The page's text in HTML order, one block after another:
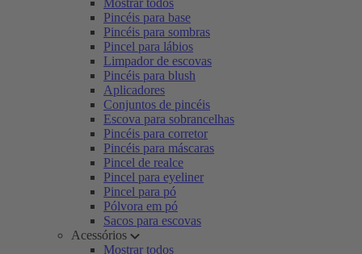
Mostrar todos
Pincéis para base
Pincéis para sombras
Pincel para lábios
Limpador de escovas
Pincéis para blush
Aplicadores
Conjuntos de pincéis
Escova para sobrancelhas
Pincéis para corretor
Pincéis para máscaras
Pincel de realce
Pincel para eyeliner
Pincel para pó
Pólvora em pó
Sacos para escovas
Acessórios
Mostrar todos